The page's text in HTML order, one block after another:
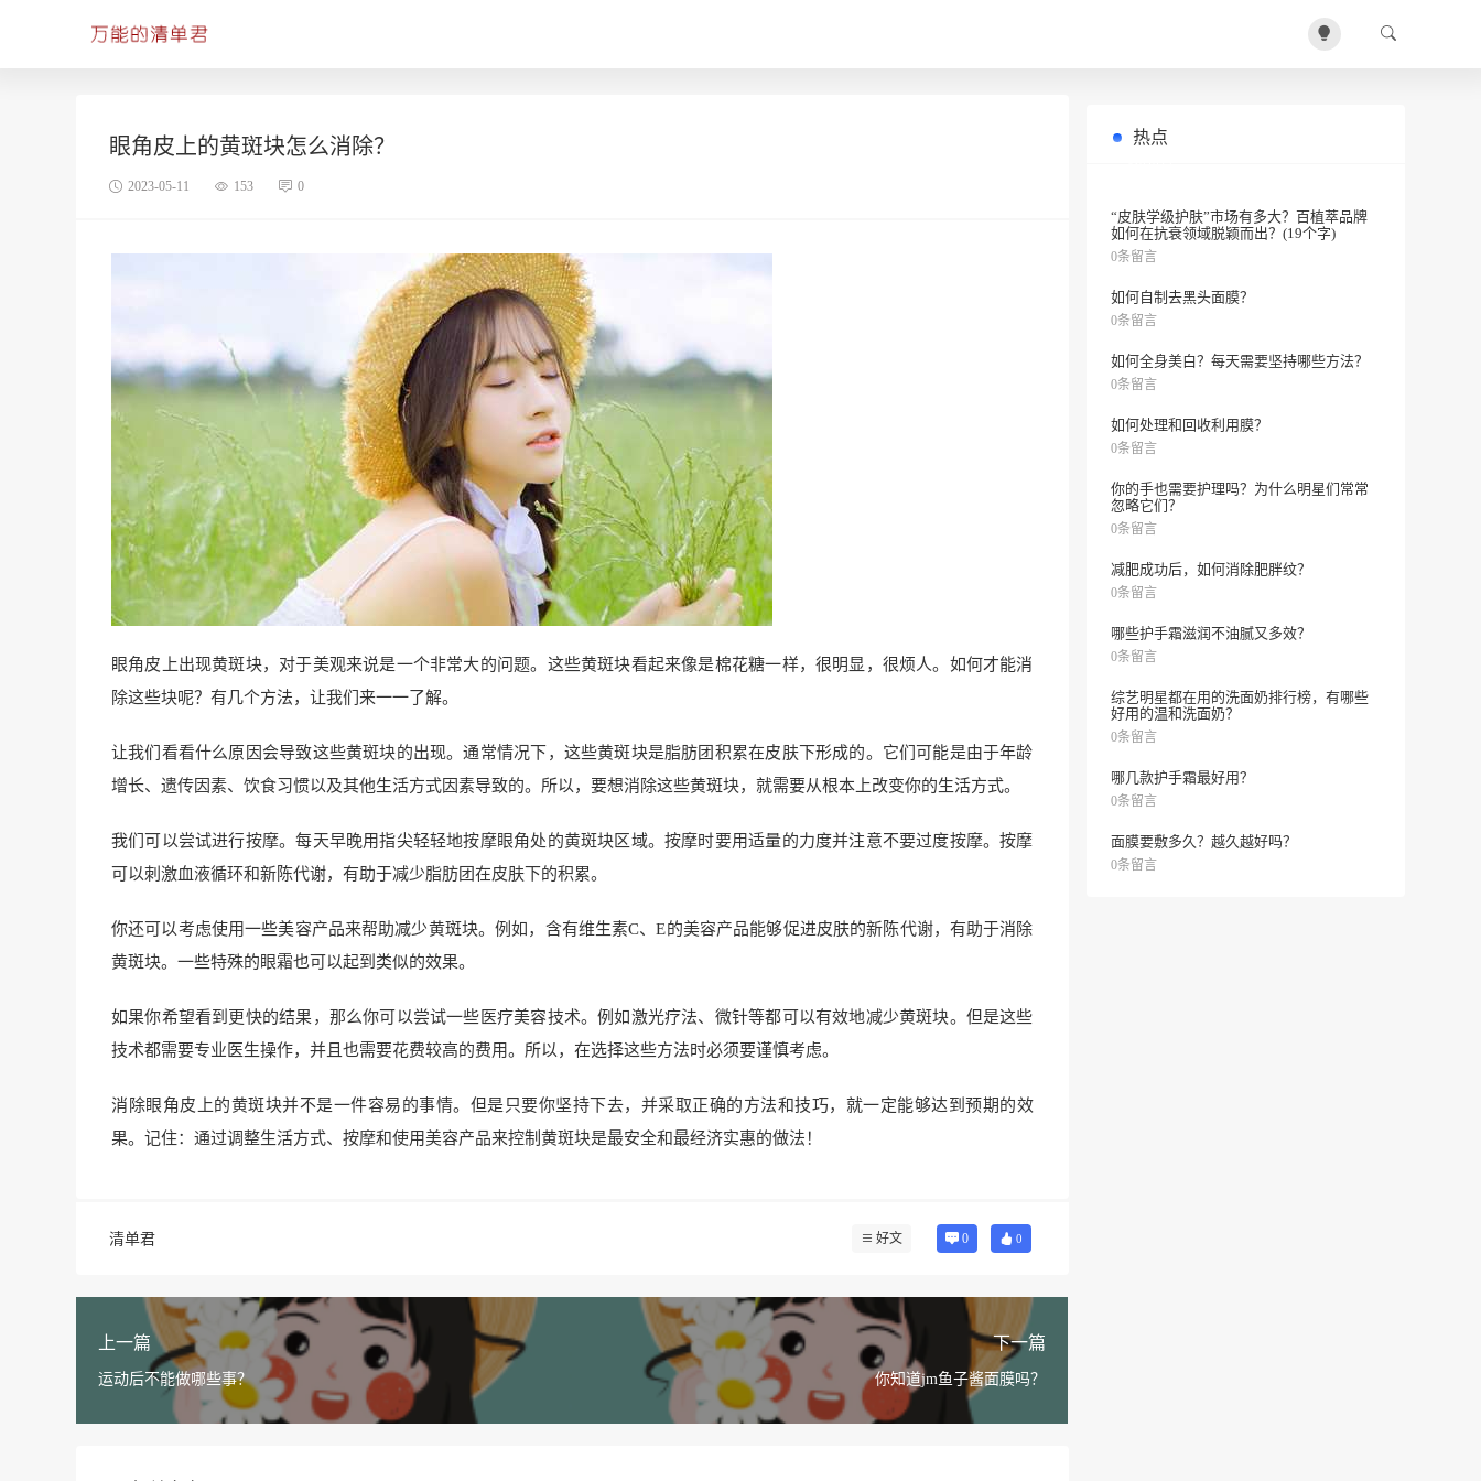
眼角皮上的黄斑块怎么消除？
2023-05-11 153 0
眼角皮上出现黄斑块，对于美观来说是一个非常大的问题。这些黄斑块看起来像是棉花糖一样，很明显，很烦人。如何才能消
除这些块呢？有几个方法，让我们来一一了解。
让我们看看什么原因会导致这些黄斑块的出现。通常情况下，这些黄斑块是脂肪团积累在皮肤下形成的。它们可能是由于年龄
增长、遗传因素、饮食习惯以及其他生活方式因素导致的。所以，要想消除这些黄斑块，就需要从根本上改变你的生活方式。
我们可以尝试进行按摩。每天早晚用指尖轻轻地按摩眼角处的黄斑块区域。按摩时要用适量的力度并注意不要过度按摩。按摩
可以刺激血液循环和新陈代谢，有助于减少脂肪团在皮肤下的积累。
你还可以考虑使用一些美容产品来帮助减少黄斑块。例如，含有维生素C、E的美容产品能够促进皮肤的新陈代谢，有助于消除
黄斑块。一些特殊的眼霜也可以起到类似的效果。
如果你希望看到更快的结果，那么你可以尝试一些医疗美容技术。例如激光疗法、微针等都可以有效地减少黄斑块。但是这些
技术都需要专业医生操作，并且也需要花费较高的费用。所以，在选择这些方法时必须要谨慎考虑。
消除眼角皮上的黄斑块并不是一件容易的事情。但是只要你坚持下去，并采取正确的方法和技巧，就一定能够达到预期的效
果。记住：通过调整生活方式、按摩和使用美容产品来控制黄斑块是最安全和最经济实惠的做法！
清单君 好文 0 0
上一篇
运动后不能做哪些事？
下一篇
你知道jm鱼子酱面膜吗？
热点
“皮肤学级护肤”市场有多大？百植萃品牌
如何在抗衰领域脱颖而出？(19个字)
0条留言
如何自制去黑头面膜？
0条留言
如何全身美白？每天需要坚持哪些方法？
0条留言
如何处理和回收利用膜？
0条留言
你的手也需要护理吗？为什么明星们常常
忽略它们？
0条留言
减肥成功后，如何消除肥胖纹？
0条留言
哪些护手霜滋润不油腻又多效？
0条留言
综艺明星都在用的洗面奶排行榜，有哪些
好用的温和洗面奶？
0条留言
哪几款护手霜最好用？
0条留言
面膜要敷多久？越久越好吗？
0条留言